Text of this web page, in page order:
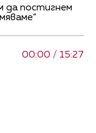
00:00 / 15:27